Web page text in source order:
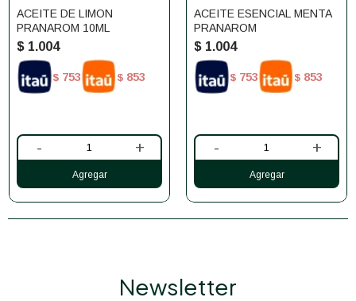
ACEITE DE LIMON
PRANAROM 10ML
$ 1.004
$ 753 $ 853
- +
ACEITE ESENCIAL MENTA
PRANAROM
$ 1.004
$ 753 $ 853
- +
Newsletter